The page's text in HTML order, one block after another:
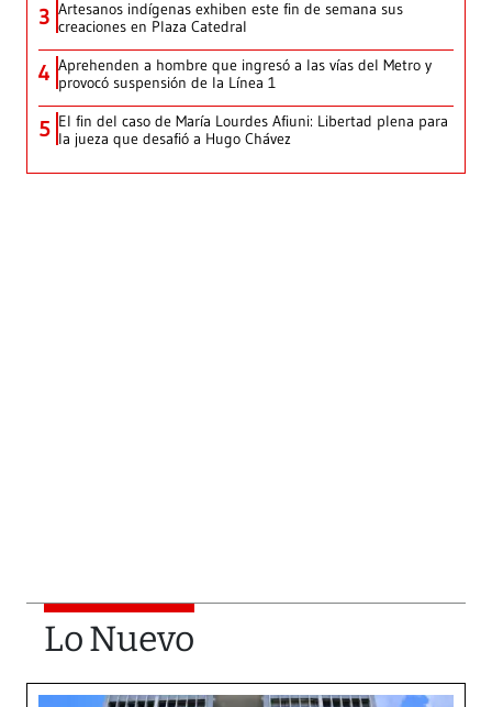
3 Artesanos indígenas exhiben este fin de semana sus
creaciones en Plaza Catedral
4 Aprehenden a hombre que ingresó a las vías del Metro y
provocó suspensión de la Línea 1
5 El fin del caso de María Lourdes Afiuni: Libertad plena para
la jueza que desafió a Hugo Chávez
Lo Nuevo